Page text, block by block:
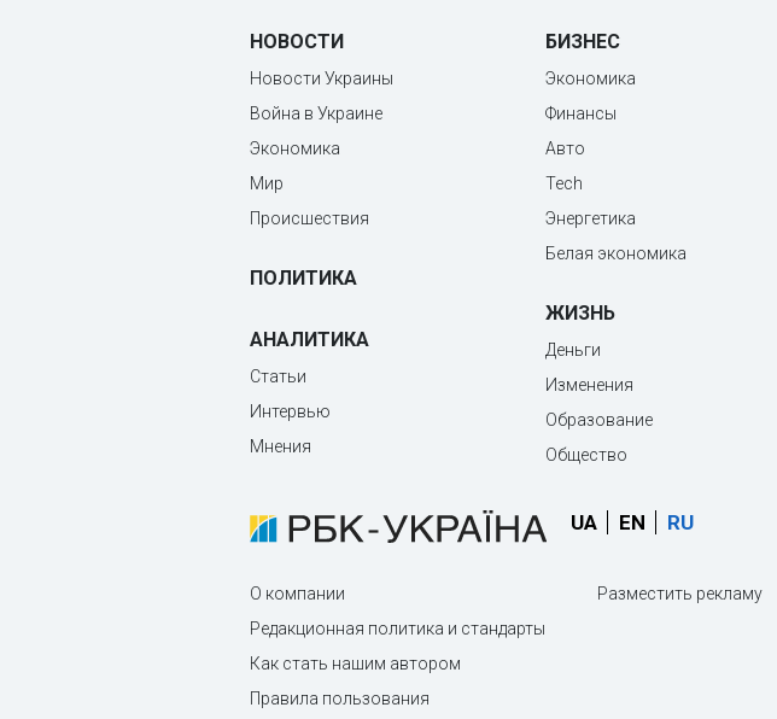
НОВОСТИ
Новости Украины
Война в Украине
Экономика
Мир
Происшествия
ПОЛИТИКА
АНАЛИТИКА
Статьи
Интервью
Мнения
БИЗНЕС
Экономика
Финансы
Авто
Tech
Энергетика
Белая экономика
ЖИЗНЬ
Деньги
Изменения
Образование
Общество
UA EN RU
О компании
Редакционная политика и стандарты
Как стать нашим автором
Правила пользования
Разместить рекламу